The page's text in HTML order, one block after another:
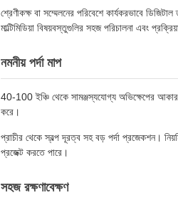
শ্রেণীকক্ষ বা সম্মেলনের পরিবেশে কার্যকরভাবে
মাল্টিমিডিয়া বিষয়বস্তুগুলির সহজ পরিচালনা এবং
নমনীয় পর্দা মাপ
40-100 ইঞ্চি থেকে সামঞ্জস্যযোগ্য অভিক্ষেপের
করে।
প্রাচীর থেকে স্বল্প দূরত্ব সহ বড় পর্দা প্রজেকশন।
প্রজেক্ট করতে পারে।
সহজ রক্ষণাবেক্ষণ